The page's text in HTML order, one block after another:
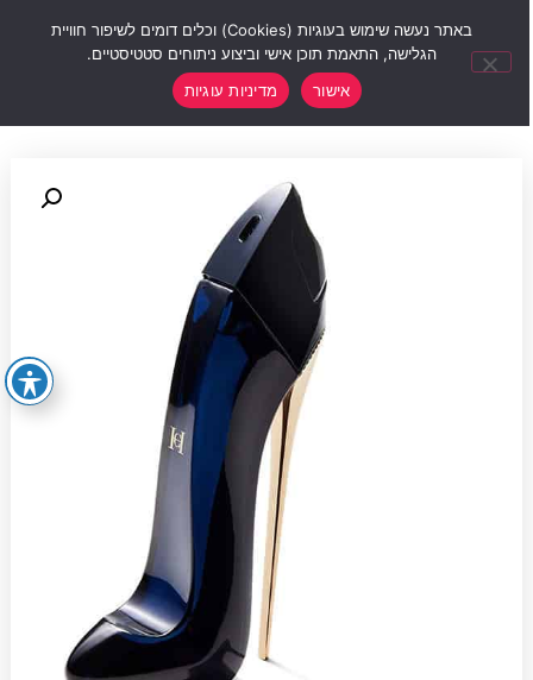
באתר נעשה שימוש בעוגיות (Cookies) וכלים דומים לשיפור חוויית
הגלישה, התאמת תוכן אישי וביצוע ניתוחים סטטיסטיים.
אישור
מדיניות עוגיות